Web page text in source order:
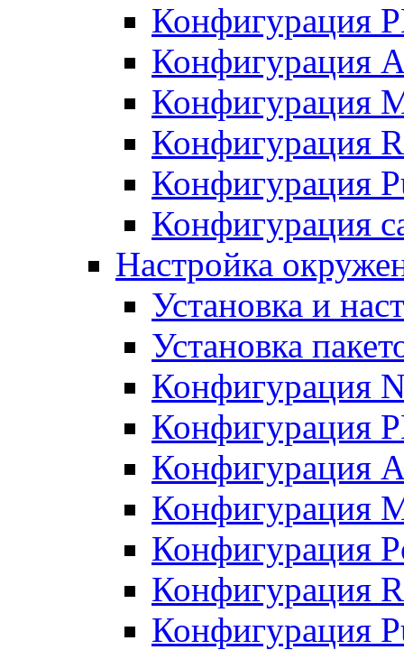
Конфигурация
Конфигурация
Конфигурация
Конфигурация
Конфигурация
Конфигурация
Настройка
Установка и
Установка
Конфигурация
Конфигурация
Конфигурация
Конфигурация
Конфигурация
Конфигурация
Конфигурация